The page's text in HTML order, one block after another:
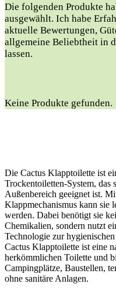
Die folgenden Produkte
ausgewählt. Ich habe
aktuelle Bewertungen,
allgemeine Beliebtheit in
lassen.
Keine Produkte gefunden.
Die Cactus Klapptoilette ist
Trockentoiletten-System, das
Außenbereich geeignet ist.
Klappmechanismus kann sie
werden. Dabei benötigt sie
Chemikalien, sondern nutzt
Technologie zur
Cactus Klapptoilette ist eine
herkömmlichen Toilette und
Campingplätze, Baustellen,
ohne sanitäre Anlagen.